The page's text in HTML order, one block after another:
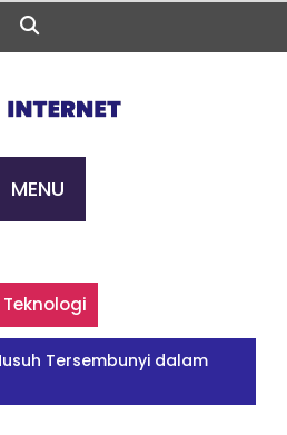
MENU
Teknologi
Tersembunyi dalam